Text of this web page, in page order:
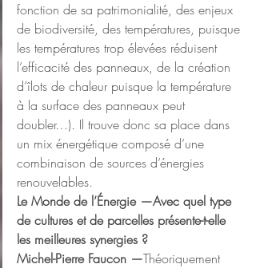
fonction de sa patrimonialité, des enjeux
de biodiversité, des températures, puisque
les températures trop élevées réduisent
l’efficacité des panneaux, de la création
d’îlots de chaleur puisque la température
à la surface des panneaux peut
doubler…). Il trouve donc sa place dans
un mix énergétique composé d’une
combinaison de sources d’énergies
renouvelables.
Le Monde de l’Énergie —Avec quel type
de cultures et de parcelles présente-t-elle
les meilleures synergies ?
Michel-Pierre Faucon —Théoriquement